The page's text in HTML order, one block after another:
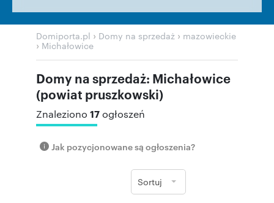
Domiporta.pl › Domy na sprzedaż › mazowieckie
› Michałowice
Domy na sprzedaż: Michałowice
(powiat pruszkowski)
Znaleziono 17ogłoszeń
Jak pozycjonowane są ogłoszenia?
Sortuj